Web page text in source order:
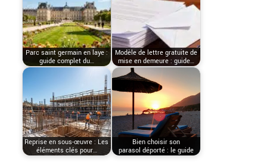
Parc saint germain en laye :
guide complet du…
Modèle de lettre gratuite de
mise en demeure : guide…
Reprise en sous-œuvre : Les
éléments clés pour…
Bien choisir son
parasol déporté : le guide